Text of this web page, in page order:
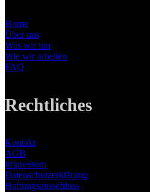
Home
Über uns
Was wir tun
Wie wir arbeiten
FAQ
Rechtliches
Kontakt
AGB
Impressum
Datenschutzerklärung
Haftungsausschluss